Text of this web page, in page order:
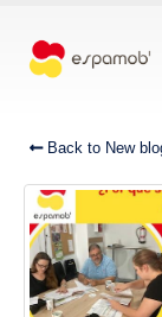
Back to New